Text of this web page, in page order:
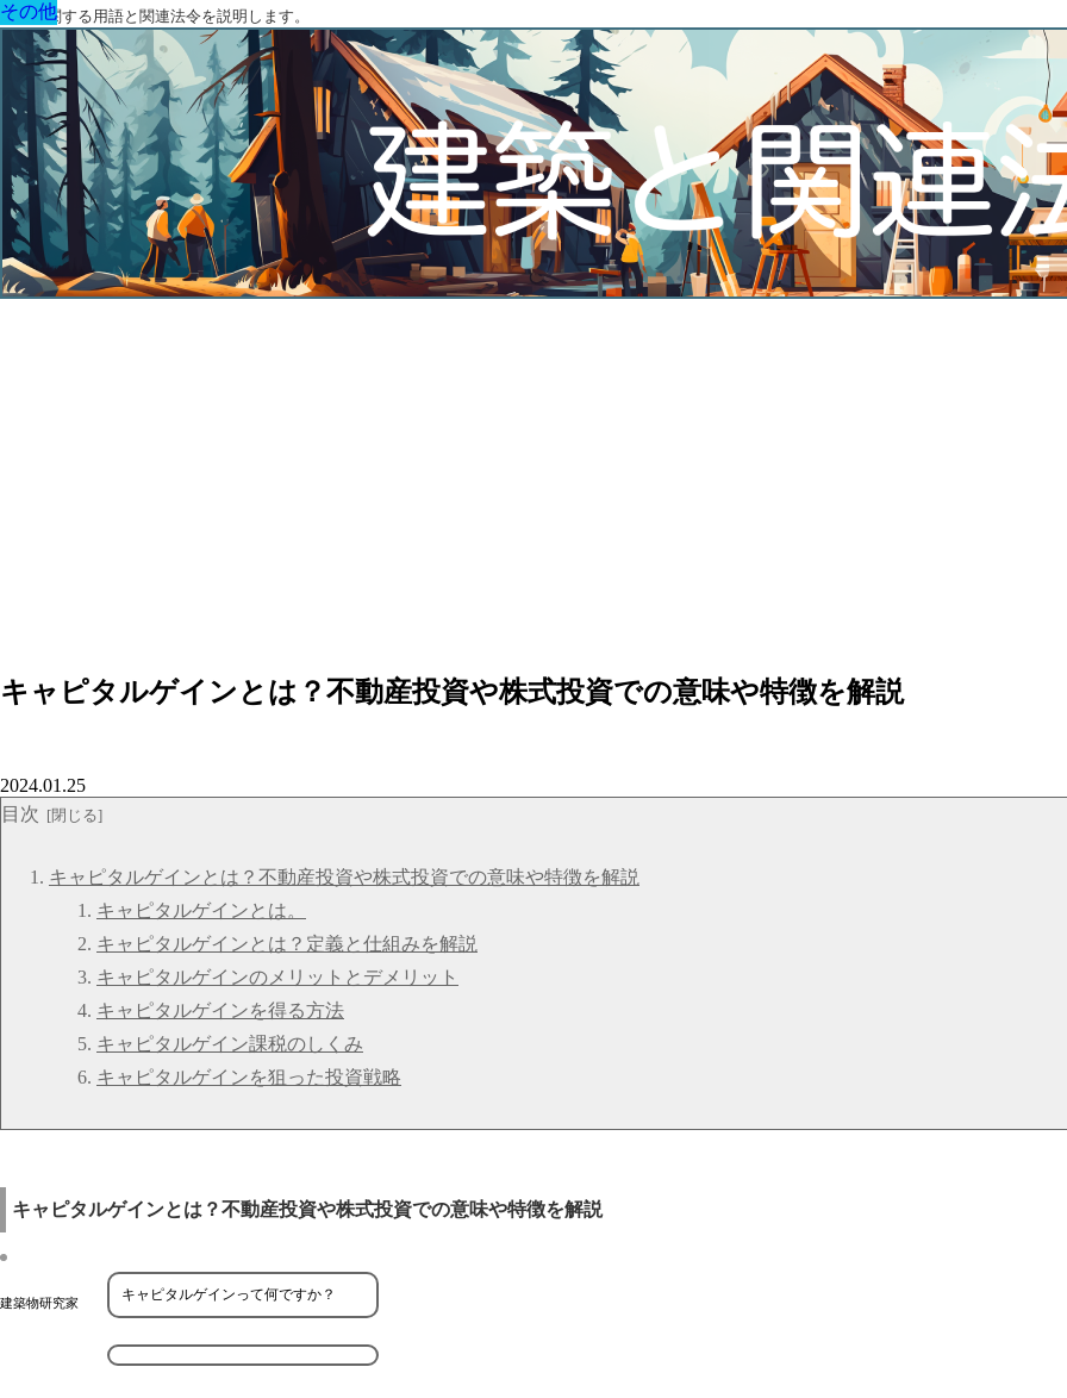
建築に関する用語と関連法令を説明します。
キャピタルゲインとは？不動産投資や株式投資での意味や特徴を解説
その他
2024.01.25
目次
キャピタルゲインとは？不動産投資や株式投資での意味や特徴を解説
キャピタルゲインとは。
キャピタルゲインとは？定義と仕組みを解説
キャピタルゲインのメリットとデメリット
キャピタルゲインを得る方法
キャピタルゲイン課税のしくみ
キャピタルゲインを狙った投資戦略
キャピタルゲインとは？不動産投資や株式投資での意味や特徴を解説
建築物研究家 キャピタルゲインって何ですか？
その他
その他
その他
その他
その他
その他